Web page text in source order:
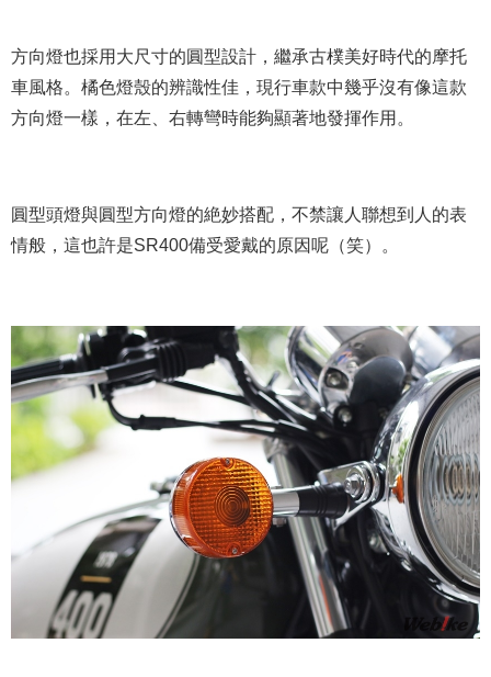
方向燈也採用大尺寸的圓型設計，繼承古樸美好時代的摩托
車風格。橘色燈殼的辨識性佳，現行車款中幾乎沒有像這款
方向燈一樣，在左、右轉彎時能夠顯著地發揮作用。
圓型頭燈與圓型方向燈的絶妙搭配，不禁讓人聯想到人的表
情般，這也許是SR400備受愛戴的原因呢（笑）。